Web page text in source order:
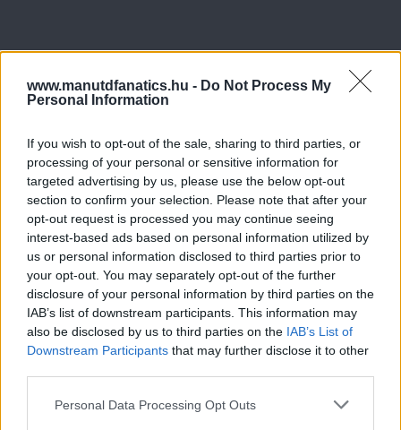
www.manutdfanatics.hu - Do Not Process My
Personal Information
If you wish to opt-out of the sale, sharing to third parties, or
processing of your personal or sensitive information for
targeted advertising by us, please use the below opt-out
section to confirm your selection. Please note that after your
opt-out request is processed you may continue seeing
interest-based ads based on personal information utilized by
us or personal information disclosed to third parties prior to
your opt-out. You may separately opt-out of the further
disclosure of your personal information by third parties on the
IAB’s list of downstream participants. This information may
also be disclosed by us to third parties on the IAB’s List of
Downstream Participants that may further disclose it to other
Please note that this website/app uses one or more Google
Personal Data Processing Opt Outs